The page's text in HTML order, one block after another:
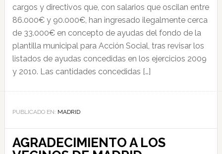
cargos y directivos que, con salarios que oscilan entre
86.000€ y 90.000€, han ingresado ilegalmente cerca
de 33.000€ en concepto de ayudas del fondo de la
plantilla municipal para Acción Social, tras revisar los
listados de ayudas concedidas en los ejercicios 2009
y 2010. Las cantidades concedidas […]
PUBLICADO EN: MADRID
AGRADECIMIENTO A LOS